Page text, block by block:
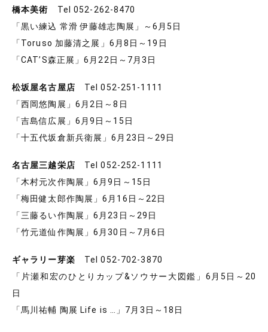
橋本美術 Tel 052-262-8470
「黒い練込 常滑 伊藤雄志陶展」～6月5日
「Toruso 加藤清之展」6月8日～19日
「CAT’S森正展」6月22日～7月3日
松坂屋名古屋店 Tel 052-251-1111
「西岡悠陶展」6月2日～8日
「吉島信広展」6月9日～15日
「十五代坂倉新兵衛展」6月23日～29日
名古屋三越栄店 Tel 052-252-1111
「木村元次作陶展」6月9日～15日
「梅田健太郎作陶展」6月16日～22日
「三藤るい作陶展」6月23日～29日
「竹元道仙作陶展」6月30日～7月6日
ギャラリー芽楽 Tel 052-702-3870
「片瀬和宏のひとりカップ&ソウサー大図鑑」6月5日～20
日
「馬川祐輔 陶展 Life is …」7月3日～18日